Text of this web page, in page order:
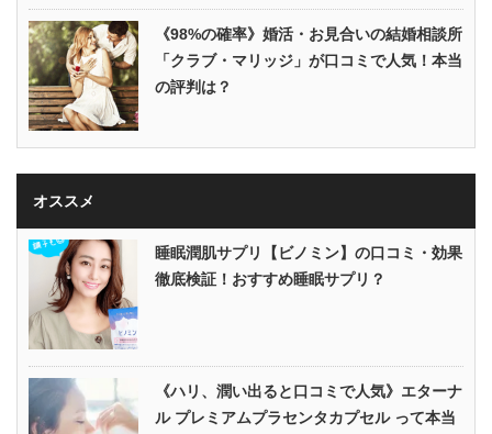
《98%の確率》婚活・お見合いの結婚相談所
「クラブ・マリッジ」が口コミで人気！本当
の評判は？
オススメ
睡眠潤肌サプリ【ビノミン】の口コミ・効果
徹底検証！おすすめ睡眠サプリ？
《ハリ、潤い出ると口コミで人気》エターナ
ル プレミアムプラセンタカプセル って本当